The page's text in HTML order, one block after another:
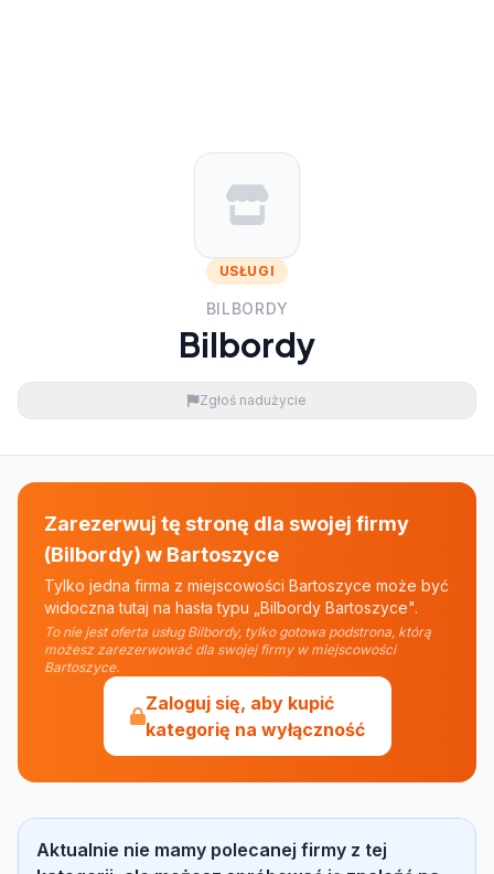
USŁUGI
BILBORDY
Bilbordy
Zgłoś nadużycie
Zarezerwuj tę stronę dla swojej firmy
(Bilbordy) w Bartoszyce
Tylko jedna firma z miejscowości Bartoszyce może być
widoczna tutaj na hasła typu „Bilbordy Bartoszyce".
To nie jest oferta usług Bilbordy, tylko gotowa podstrona, którą
możesz zarezerwować dla swojej firmy w miejscowości
Bartoszyce.
Zaloguj się, aby kupić
kategorię na wyłączność
Aktualnie nie mamy polecanej firmy z tej